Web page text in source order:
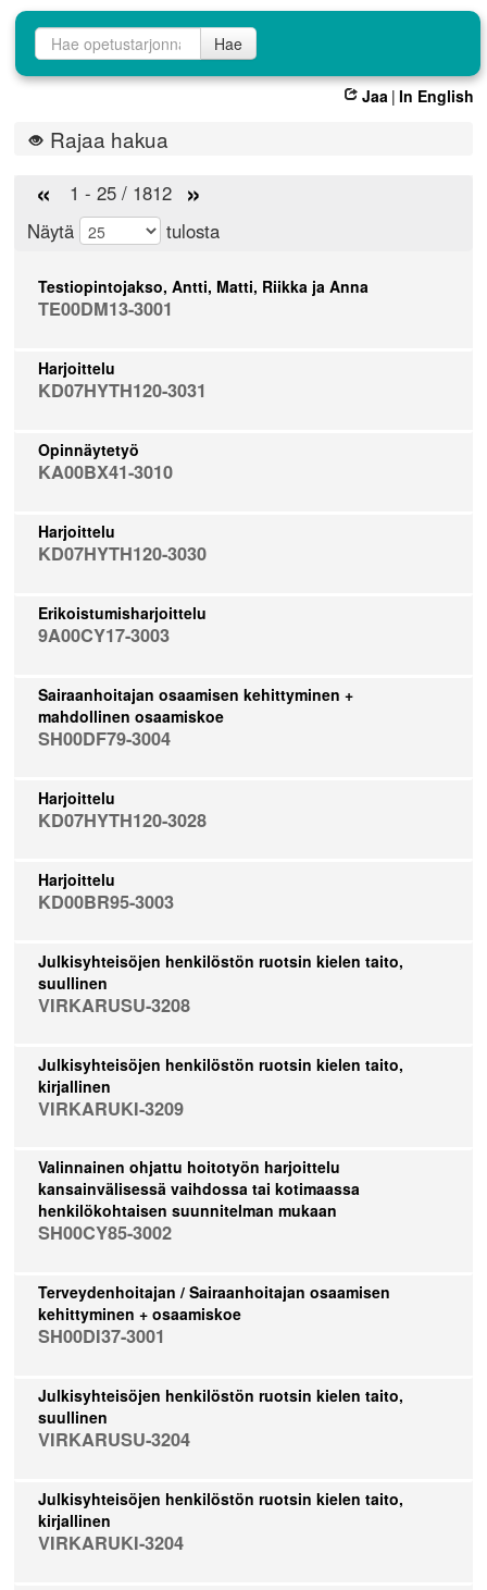
Opetustarjontahaku
Hae
Jaa | In English
Rajaa hakua
« 1 - 25 / 1812 »
Näytä tulosta
Testiopintojakso, Antti, Matti, Riikka ja Anna
TE00DM13-3001
Harjoittelu
KD07HYTH120-3031
Opinnäytetyö
KA00BX41-3010
Harjoittelu
KD07HYTH120-3030
Erikoistumisharjoittelu
9A00CY17-3003
Sairaanhoitajan osaamisen kehittyminen +
mahdollinen osaamiskoe
SH00DF79-3004
Harjoittelu
KD07HYTH120-3028
Harjoittelu
KD00BR95-3003
Julkisyhteisöjen henkilöstön ruotsin kielen taito,
suullinen
VIRKARUSU-3208
Julkisyhteisöjen henkilöstön ruotsin kielen taito,
kirjallinen
VIRKARUKI-3209
Valinnainen ohjattu hoitotyön harjoittelu
kansainvälisessä vaihdossa tai kotimaassa
henkilökohtaisen suunnitelman mukaan
SH00CY85-3002
Terveydenhoitajan / Sairaanhoitajan osaamisen
kehittyminen + osaamiskoe
SH00DI37-3001
Julkisyhteisöjen henkilöstön ruotsin kielen taito,
suullinen
VIRKARUSU-3204
Julkisyhteisöjen henkilöstön ruotsin kielen taito,
kirjallinen
VIRKARUKI-3204